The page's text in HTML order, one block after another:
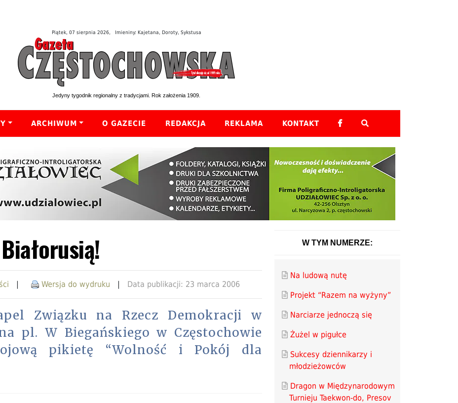
Piątek, 07 sierpnia 2026, Imieniny: Kajetana, Doroty, Sykstusa
Jedyny tygodnik regionalny z tradycjami. Rok założenia 1909.
ARCHIWUM O GAZECIE REDAKCJA REKLAMA KONTAKT
| Wersja do wydruku | Data publikacji: 23 marca 2006
Związku na Rzecz Demokracji w
pl. W Biegańskiego w Częstochowie
pikietę “Wolność i Pokój dla
W TYM NUMERZE:
Na ludową nutę
Projekt “Razem na wyżyny”
Narciarze jednoczą się
Żużel w pigułce
Sukcesy dziennikarzy i
młodzieżowców
Dragon w Międzynarodowym
Turnieju Taekwon-do, Presov